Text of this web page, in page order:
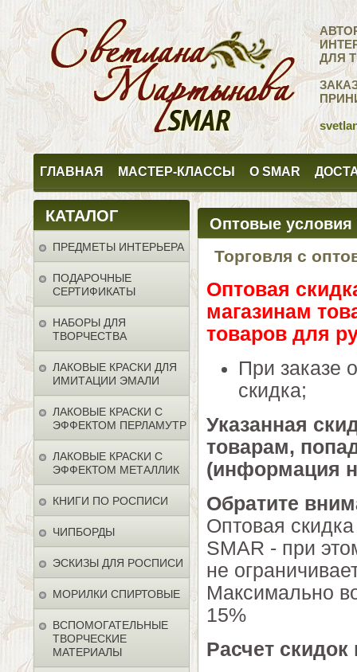
ДЛЯ
ГЛАВНАЯ МАСТЕР-КЛАССЫ О SMAR
КАТАЛОГ
ПРЕДМЕТЫ ИНТЕРЬЕРА
ПОДАРОЧНЫЕ
СЕРТИФИКАТЫ
НАБОРЫ ДЛЯ
ТВОРЧЕСТВА
ЛАКОВЫЕ КРАСКИ ДЛЯ
ИМИТАЦИИ ЭМАЛИ
ЛАКОВЫЕ КРАСКИ С
ЭФФЕКТОМ ПЕРЛАМУТР
ЛАКОВЫЕ КРАСКИ С
ЭФФЕКТОМ МЕТАЛЛИК
КНИГИ ПО РОСПИСИ
ЧИПБОРДЫ
ЭСКИЗЫ ДЛЯ РОСПИСИ
МОРИЛКИ СПИРТОВЫЕ
ВСПОМОГАТЕЛЬНЫЕ
ТВОРЧЕСКИЕ
МАТЕРИАЛЫ
Оптовые условия
Торговля с
Оптовая
магазинам
товаров для
При заказе
скидка;
Указанная
товарам,
(информация
Обратите
Оптовая
SMAR - при
не
Максимально
15%
Расчет скидок